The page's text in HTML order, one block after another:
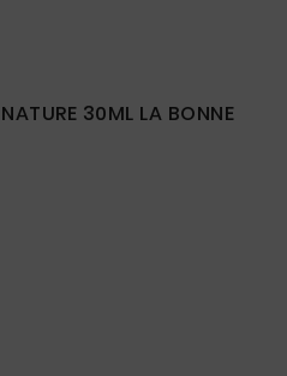
30ML LA BONNE